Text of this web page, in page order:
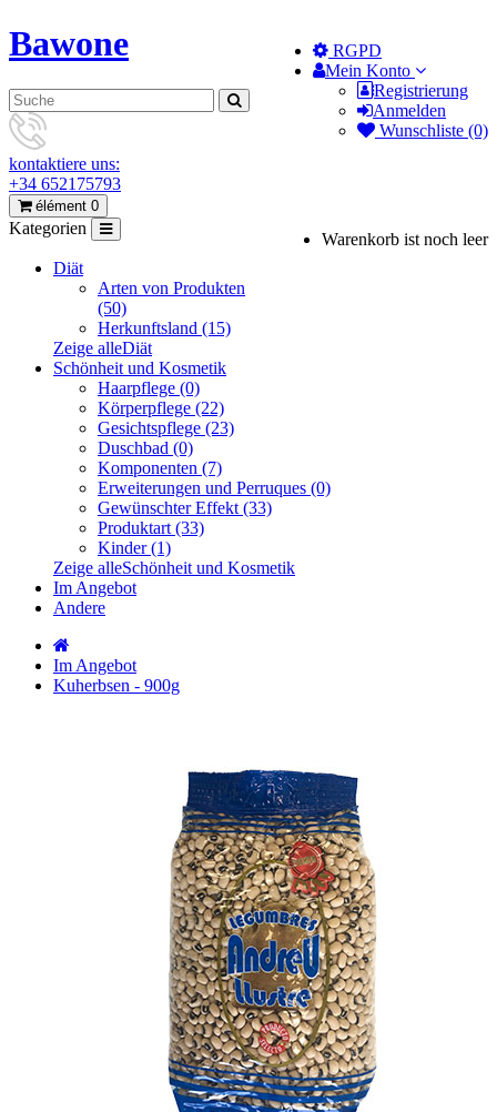
RGPD
Mein Konto
Registrierung
Anmelden
Wunschliste (0)
Bawone
kontaktiere uns:
+34 652175793
élément 0
Warenkorb ist noch leer
Kategorien
Diät
Arten von Produkten
(50)
Herkunftsland (15)
Zeige alleDiät
Schönheit und Kosmetik
Haarpflege (0)
Körperpflege (22)
Gesichtspflege (23)
Duschbad (0)
Komponenten (7)
Erweiterungen und Perruques (0)
Gewünschter Effekt (33)
Produktart (33)
Kinder (1)
Zeige alleSchönheit und Kosmetik
Im Angebot
Andere
Im Angebot
Kuherbsen - 900g